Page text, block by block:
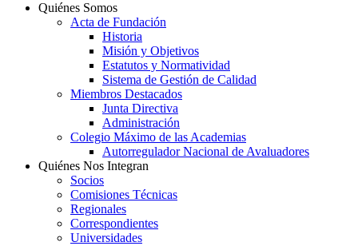
Quiénes Somos
Acta de Fundación
Historia
Misión y Objetivos
Estatutos y Normatividad
Sistema de Gestión de Calidad
Miembros Destacados
Junta Directiva
Administración
Colegio Máximo de las Academias
Autorregulador Nacional de Avaluadores
Quiénes Nos Integran
Socios
Comisiones Técnicas
Regionales
Correspondientes
Universidades